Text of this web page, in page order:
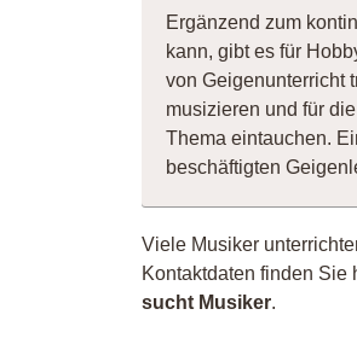
Ergänzend zum
kann, gibt es für
von Geigenunterricht
musizieren und für
Thema eintauchen.
beschäftigten
Viele Musiker
Kontaktdaten finden Sie
sucht Musiker.